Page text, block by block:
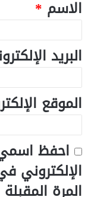
الاسم *
البريد
الموقع
احفظ
الإلكتروني
المرة